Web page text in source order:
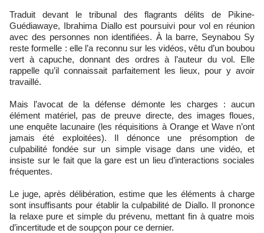
Traduit devant le tribunal des flagrants délits de Pikine-
Guédiawaye, Ibrahima Diallo est poursuivi pour vol en réunion
avec des personnes non identifiées. À la barre, Seynabou Sy
reste formelle : elle l’a reconnu sur les vidéos, vêtu d’un boubou
vert à capuche, donnant des ordres à l’auteur du vol. Elle
rappelle qu’il connaissait parfaitement les lieux, pour y avoir
travaillé.
Mais l’avocat de la défense démonte les charges : aucun
élément matériel, pas de preuve directe, des images floues,
une enquête lacunaire (les réquisitions à Orange et Wave n’ont
jamais été exploitées). Il dénonce une présomption de
culpabilité fondée sur un simple visage dans une vidéo, et
insiste sur le fait que la gare est un lieu d’interactions sociales
fréquentes.
Le juge, après délibération, estime que les éléments à charge
sont insuffisants pour établir la culpabilité de Diallo. Il prononce
la relaxe pure et simple du prévenu, mettant fin à quatre mois
d’incertitude et de soupçon pour ce dernier.